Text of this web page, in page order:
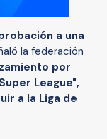
a una
la federación
por
League",
a la Liga de